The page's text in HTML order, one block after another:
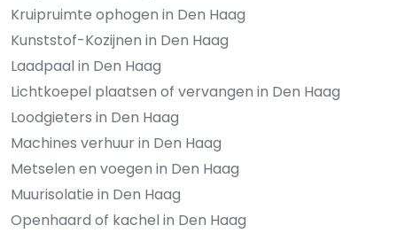
Kruipruimte ophogen in Den Haag
Kunststof-Kozijnen in Den Haag
Laadpaal in Den Haag
Lichtkoepel plaatsen of vervangen in Den Haag
Loodgieters in Den Haag
Machines verhuur in Den Haag
Metselen en voegen in Den Haag
Muurisolatie in Den Haag
Openhaard of kachel in Den Haag